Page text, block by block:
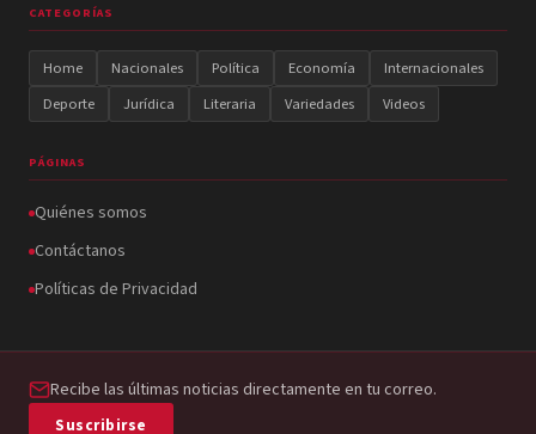
CATEGORÍAS
Home Nacionales Política Economía
Internacionales
Deporte
Jurídica Literaria Variedades Videos
PÁGINAS
Quiénes somos
Contáctanos
Políticas de Privacidad
Recibe las últimas noticias directamente en tu correo.
Suscribirse